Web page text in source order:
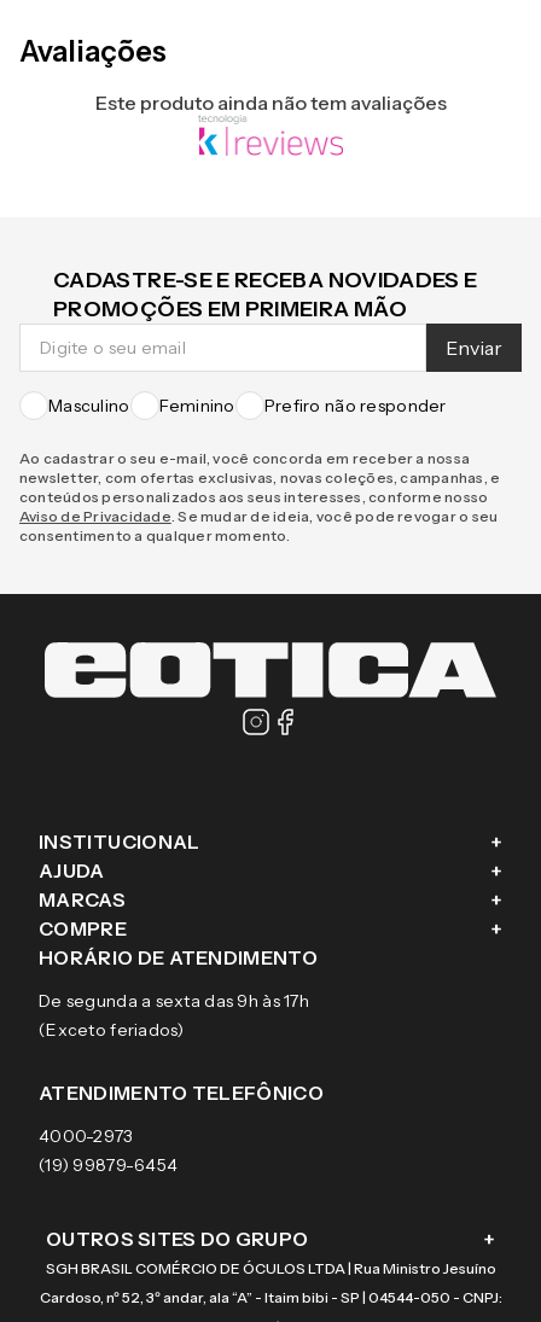
Avaliações
Este produto ainda não tem avaliações
CADASTRE-SE E RECEBA NOVIDADES E
PROMOÇÕES EM PRIMEIRA MÃO
Enviar
Masculino Feminino Prefiro não responder
Ao cadastrar o seu e-mail, você concorda em receber a nossa
newsletter, com ofertas exclusivas, novas coleções, campanhas, e
conteúdos personalizados aos seus interesses, conforme nosso
Aviso de Privacidade . Se mudar de ideia, você pode revogar o seu
consentimento a qualquer momento.
INSTITUCIONAL +
Fale conosco
Blog
Sobre a eÓtica
Aviso de privacidade
Termos e condições de uso
AJUDA +
Como comprar
Trocas e Devoluções
Pagamentos
Garantias
MARCAS +
Ray-Ban
Tecnol
Arnette
Burberry
COMPRE +
Óculos de sol
Lentes de contato
HORÁRIO DE ATENDIMENTO
De segunda a sexta das 9h às 17h
(Exceto feriados)
ATENDIMENTO TELEFÔNICO
4000-2973
(19) 99879-6454
OUTROS SITES DO GRUPO +
SGH BRASIL COMÉRCIO DE ÓCULOS LTDA | Rua Ministro Jesuíno
Cardoso, nº 52, 3º andar, ala “A” - Itaim bibi - SP | 04544-050 - CNPJ: